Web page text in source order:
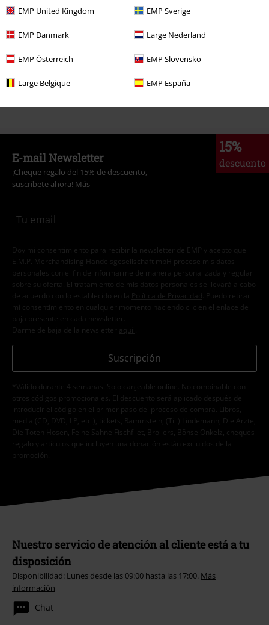
EMP United Kingdom EMP Sverige
EMP Danmark Large Nederland
EMP Österreich EMP Slovensko
Large Belgique EMP España
15%
descuento
E-mail Newsletter
¡Cheque regalo del 15% de descuento,
suscríbete ahora! Más
Doy mi consentimiento para recibir la newsletter de EMP y acepto que
E.M.P. Merchandising Handelsgesellschaft mbH procese mis datos
personales con el fin de informarme de manera personalizada y regular
sobre su oferta. El tratamiento de mis datos personales se llevará a cabo
de acuerdo con lo establecido en la
Política de Privacidad . Puedo retirar
mi consentimiento en cualquier momento haciendo clic en el enlace de
baja presente en cada newsletter.
Darme de baja de la newsletter
aquí
Suscripción
*Válido durante 4 semanas. Solo canjeable online. No combinable con
otros códigos promocionales. El descuento será aplicado después de
introducir el código en el primer paso del proceso de compra. Libros,
media (CD, DVD, LP, etc.), tickets, Rammstein, (Till) Lindemann, Die Ärzte,
Die Toten Hosen, Feine Sahne Fischfilet, Broilers, Böhse Onkelz, cheques-
regalo y artículos que incluyen una donación están excluidos de la
promoción.
Nuestro servicio de atención al cliente está a tu
disposición
Disponibilidad: Lunes desde las 09:00 hasta las 17:00. Más
información
Chat